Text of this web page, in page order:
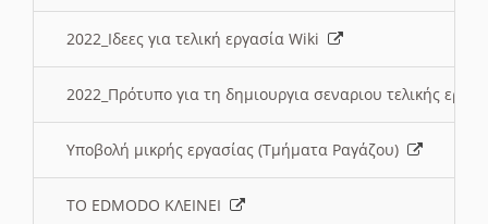
2022_Ιδεες για τελική εργασία Wiki
2022_Πρότυπο για τη δημιουργια σεναριου τελικής
Υποβολή μικρής εργασίας (Τμήματα Ραγάζου)
ΤΟ EDMODO ΚΛΕΙΝΕΙ